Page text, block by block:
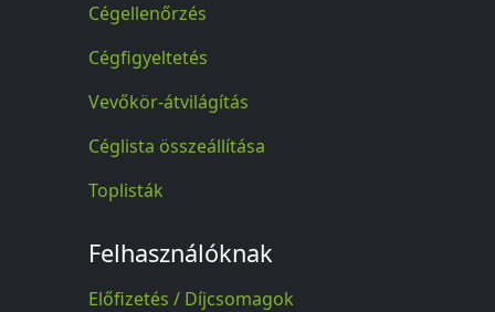
Cégellenőrzés
Cégfigyeltetés
Vevőkör-átvilágítás
Céglista összeállítása
Toplisták
Felhasználóknak
Előfizetés / Díjcsomagok